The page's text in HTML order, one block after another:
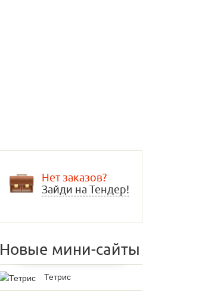
Нет заказов?
Зайди на Тендер!
Новые мини-сайты
Тетрис